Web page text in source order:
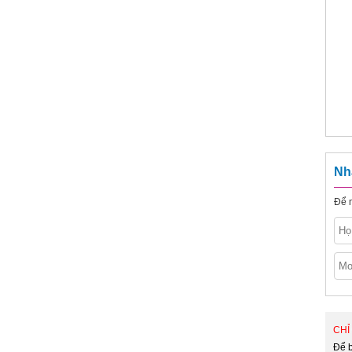
Để
CHỈ
Để